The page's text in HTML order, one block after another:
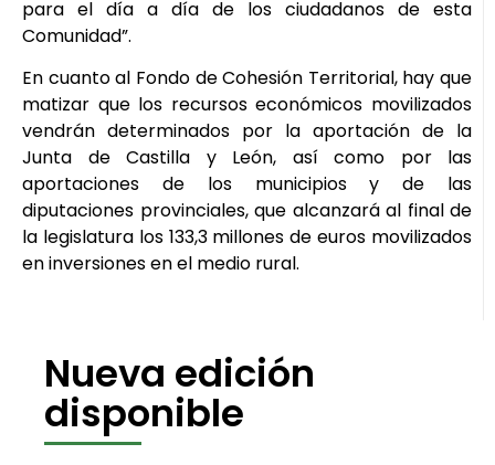
para el día a día de los ciudadanos de esta
Comunidad”.
En cuanto al Fondo de Cohesión Territorial, hay que
matizar que los recursos económicos movilizados
vendrán determinados por la aportación de la
Junta de Castilla y León, así como por las
aportaciones de los municipios y de las
diputaciones provinciales, que alcanzará al final de
la legislatura los 133,3 millones de euros movilizados
en inversiones en el medio rural.
Nueva edición
disponible